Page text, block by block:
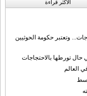
الاکثر قراءة
وتعتبر حكومة الحوثيين
تورطها بالاحتجاجات
العالم